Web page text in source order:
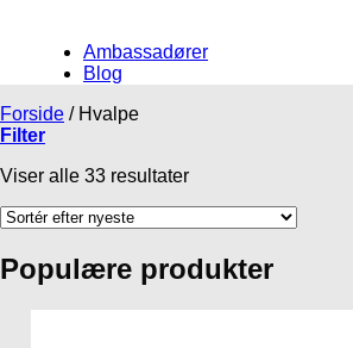
Ambassadører
Blog
Forside /Hvalpe
Filter
Viser alle 33 resultater
Populære produkter